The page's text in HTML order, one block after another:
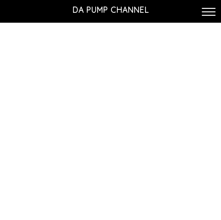
DA PUMP CHANNEL